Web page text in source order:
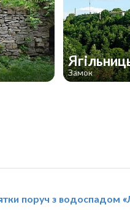
Замок
поруч з водоспадом